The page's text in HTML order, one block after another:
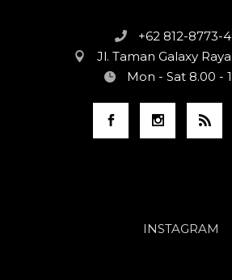
+62 812-8773-
Jl. Taman Galaxy
Mon - Sat 8.00 -
INSTAGRAM